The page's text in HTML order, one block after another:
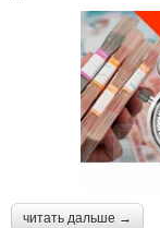
читать дальше →